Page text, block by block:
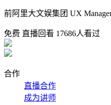
前阿里大文娱集团 UX
免费 直播回看 17686人看过
合作
直播合作
成为讲师